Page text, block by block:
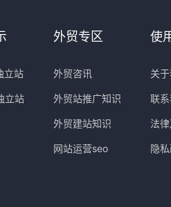
立站
立站
外贸专区
外贸咨讯
外贸站推广知识
外贸建站知识
网站运营seo
使
关
联
法
隐